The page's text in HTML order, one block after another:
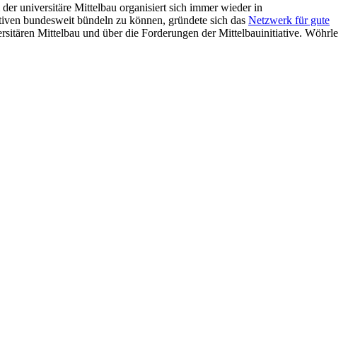
universitäre Mittelbau organisiert sich immer wieder in
bundesweit bündeln zu können, gründete sich das Netzwerk für gute
Mittelbau und über die Forderungen der Mittelbauinitiative. Wöhrle